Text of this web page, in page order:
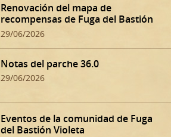
Renovación del mapa de
recompensas de Fuga del Bastión
Violeta
29/06/2026
Notas del parche 36.0
29/06/2026
Eventos de la comunidad de Fuga
del Bastión Violeta